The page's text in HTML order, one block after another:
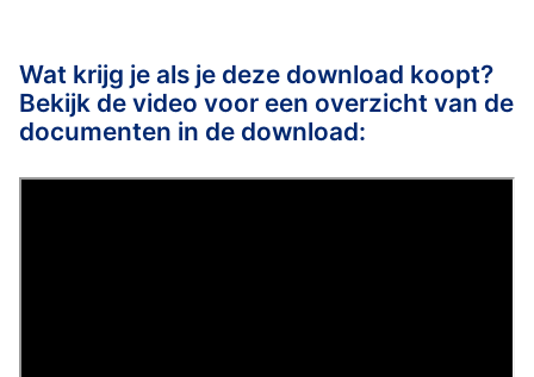
Wat krijg je als je deze download koopt?
Bekijk de video voor een overzicht van de
documenten in de download: